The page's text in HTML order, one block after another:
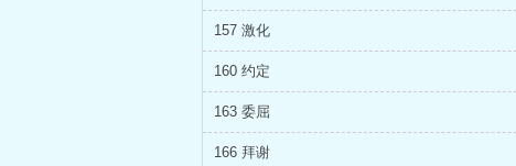
157 激化
160 约定
163 委屈
166 拜谢